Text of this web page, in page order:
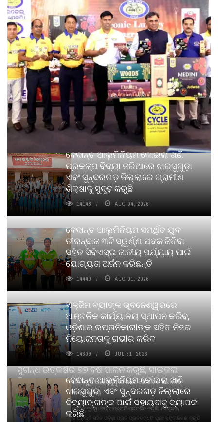
ସୁଗନ୍ଧ ଉତ୍କର୍ଷର ୭୭ ବର୍ଷ ପାଳନ କରୁଛି, ସାଇକଲ
ପିୟୋର୍‌ ଅଗରବତୀ ଭୁବନେଶ୍ୱରରେ ପାର୍ବଣ କାଳୀନ
ନବସୃଜନ ଉନ୍ମୋଚନ କଲା
ବାଉଁଶ ବିହୀନ କଠିନ ଧୂପ ଏବଂ ମେଦିନୀ ଜୁଡୱା କପ୍‌ ସାମ୍ବ୍ରାନି ପ୍ରଦର୍ଶିତ କରୁଛି; ନବସୃଜନ,
ଦୀର୍ଘସ୍ଥାୟିତା ଏବଂ ଆଧ୍ୟାତ୍ମିକ ଅନୁଭୂତି ସହିତ ଓଡ଼ିଶା ପ୍ରତି ପ୍ରତିବଦ୍ଧତା ପୁନଃ ସୁଦୃଢୀକରଣ କରୁଛି
ବେଦାନ୍ତ ଆଲୁମିନିୟମ କୋଇଲା ଖଣି
ପ୍ରକଳ୍ପ ବିଦ୍ୟା ଜରିଆରେ ଝାରସୁଗୁଡ଼ା
ଏବଂ ସୁନ୍ଦରଗଡ଼ ଜିଲ୍ଲାରେ ଗ୍ରାମୀଣ
ଶିକ୍ଷାକୁ ସୁଦୃଢ଼ କରୁଛି
14148 AUG 04, 2026
ବେଦାନ୍ତ ଆଲୁମିନିୟମ ସମର୍ଥିତ ଯୁବ
ତୀରନ୍ଦାଜ ୩ଟି ସ୍ୱର୍ଣ୍ଣ ପଦକ ଜିତିବା
ସହିତ ସିବିଏସ୍ଇ ଜାତୀୟ ପର୍ଯ୍ୟାୟ ପାଇଁ
ଯୋଗ୍ୟତା ଅର୍ଜନ କରିଛନ୍ତି
14440 AUG 01, 2026
ଏକ୍ଜିମ ବ୍ୟାଙ୍କ ଭୁବନେଶ୍ୱରରେ
ଆଞ୍ଚଳିକ କାର୍ଯ୍ୟାଳୟ ସ୍ଥାପନ କରିବ,
ଓଡ଼ିଶାର ରପ୍ତାନିକାରୀଙ୍କ ସହିତ ନିଜର
ନିୟୋଜନତାକୁ ଗଭୀର କରିବ
14609 JUL 31, 2026
ବେଦାନ୍ତ ଆଲୁମିନିୟମ କୋଇଲା ଖଣି
ଝାରସୁଗୁଡା ଏବଂ ସୁନ୍ଦରଗଡ଼ ଜିଲ୍ଲାରେ
ଦିବ୍ୟାଙ୍ଗଙ୍କ ପାଇଁ ସହାୟତାକୁ ବ୍ୟାପକ
କରିଛି